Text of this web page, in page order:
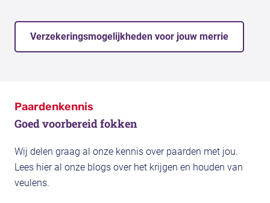
Verzekeringsmogelijkheden voor jouw merrie
Paardenkennis
Goed voorbereid fokken
Wij delen graag al onze kennis over paarden met jou.
Lees hier al onze blogs over het krijgen en houden van
veulens.